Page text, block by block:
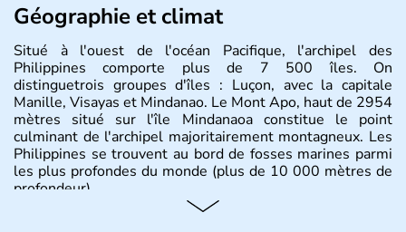
Géographie et climat
Situé à l'ouest de l'océan Pacifique, l'archipel des
Philippines comporte plus de 7 500 îles. On
distinguetrois groupes d'îles : Luçon, avec la capitale
Manille, Visayas et Mindanao. Le Mont Apo, haut de 2954
mètres situé sur l'île Mindanaoa constitue le point
culminant de l'archipel majoritairement montagneux. Les
Philippines se trouvent au bord de fosses marines parmi
les plus profondes du monde (plus de 10 000 mètres de
profondeur).